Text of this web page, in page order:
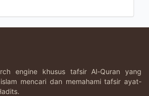
engine khusus tafsir Al-Quran yang
mencari dan memahami tafsir ayat-